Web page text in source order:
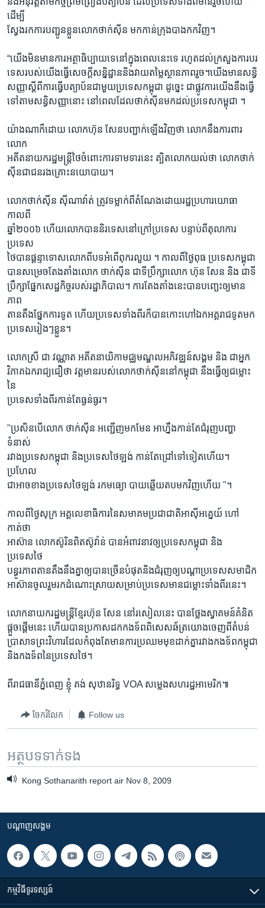
ដើម្បី
ស្វែងរកការបញ្ជូនខ្លួនលោកថាក់ស៊ីន មកកាន់ក្រុងបាងកកវិញ។
“យើងមិនមានការអត្ថាធិប្បាយទេនៅក្នុងពេលនេះទេ រហូតដល់ក្រសួងការបរ
ទេសរបស់យើងធ្វើសេចក្ដីសន្និដ្ឋាននិងវាយតម្លៃស្ថានភាពរួច។យើងមានសន្ធិ
សញ្ញាស្ដីពីការធ្វើបត្យាប័នជាមួយប្រទេសកម្ពុជា ដូច្នេះ ជាផ្លូវការយើងនឹងធ្វើ
ទៅតាមសន្ធិសញ្ញានោះ នៅពេលដែលថាក់ស៊ីនមកដល់ប្រទេសកម្ពុជា ។
យ៉ាងណាក៏ដោយ លោកហ៊ុន សែនបញ្ជាក់ឡើងវិញថា លោកនឹងការពារ
លោក
អតីតនាយករដ្ឋមន្ដ្រីថៃចំពោះការទាមទារនេះ ត្បិតលោកយល់ថា លោកថាក់
ស៊ីនជាជនរងគ្រោះនយោបាយ។
លោកថាក់ស៊ីន ស៊ីណាវ៉ាត់ ត្រូវទម្លាក់ពីតំណែងដោយរដ្ឋប្រហារយោធា
កាលពី
ឆ្នាំ២០០៦ ហើយលោកបាននិរទេសនៅក្រៅប្រទេស បន្ទាប់ពីតុលាការ
ប្រទេស
ថៃបានផ្ដន្ទាទោសលោកពីបទអំពើពុករលួយ ។ កាលពីថ្ងៃពុធ ប្រទេសកម្ពុជា
បានសម្រេចតែងតាំងលោក ថាក់ស៊ីន ជាទីប្រឹក្សាលោក ហ៊ុន សែន និង ជាទី
ប្រឹក្សាផ្នែកសេដ្ឋកិច្ចរបស់រដ្ឋាភិបាល។ ការតែងតាំងនេះបានបញ្ឆេះឲ្យមាន
ភាព
តានតឹងផ្នែកការទូត ហើយប្រទេសទាំងពីរក៏បានកោះហៅឯកអគ្គរាជទូតមក
ប្រទេសរៀងៗខ្លួន។
លោកស្រី ជា វណ្ណាត អតីតនាយិកាមជ្ឈមណ្ឌលអភិវឌ្ឈន៍សង្គម និង ជាអ្នក
វិភាគឯករាជ្យជឿថា វត្តមានរបស់លោកថាក់ស៊ីននៅកម្ពុជា នឹងធ្វើឲ្យជម្លោះ
នៃ
ប្រទេសទាំងពីរកាន់តែធ្ងន់ធ្ងរ។
"ប្រសិនបើលោក ថាក់ស៊ីន អញ្ជើញមកមែន អាហ្នឹងកាន់តែជំរុញបញ្ហា
ទំនាស់
រវាងប្រទេសកម្ពុជា និងប្រទេសថៃឡង់ កាន់តែជ្រៅទៅទៀតហើយ។
ប្រហែល
ជាអាចខាងប្រទេសថៃឡង់ រកមធ្យោ បាយឆ្លើយតបមកវិញហើយ "។
កាលពីថ្ងៃសុក្រ អគ្គលេខាធិការនៃសមាគមប្រជាជាតិអាស៊ីអគ្នេយ៍ ហៅ
កាត់ថា
អាស៊ាន លោកស៊ូរិនពិតស៊ូវ៉ាន់ បានអំពាវនាវឲ្យប្រទេសកម្ពុជា និង
ប្រទេសថៃ
បន្ធូរភាពតានតឹងនឹងគ្នាឲ្យបានច្រើនបំផុតនិងជំរុញឲ្យបណ្ដាប្រទេសសមាជិក
អាស៊ានចូលរួមរកដំណោះស្រាយសម្រាប់ប្រទេសមានជម្លោះទាំងពីរនេះ។
លោកនាយករដ្ឋមន្ដ្រីខ្មែរហ៊ុន សែន នៅរសៀលនេះ បានថ្លែងស្វាគមន៍គំនិត
ផ្ដួចផ្តើមនេះ ហើយបានប្រកាសដកកងទ័ពពិសេសឆ័ត្រយោងចេញពីតំបន់
ប្រាសាទព្រះវិហារដែលកំពុងតែមានការប្រឈមមុខដាក់គ្នារវាងកងទ័ពកម្ពុជា
និងកងទ័ពនៃប្រទេសថៃ។
ពីរាជធានីភ្នំពេញ ខ្ញុំ គង់ សុឋានរិទ្ធ VOA សម្លេងសហរដ្ឋអាមេរិក៕
ចែករំលែក Follow us
អត្ថបទ​ទាក់ទង
Kong Sothanarith report air Nov 8, 2009
បណ្តាញ​សង្គម
កម្មវិធី​ទូរទស្សន៍